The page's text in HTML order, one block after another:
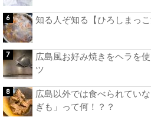
知る人ぞ知る【ひろしまっこ
広島風お好み焼きをヘラを
ツ
広島以外では食べられてい
ぎも」って何！？？